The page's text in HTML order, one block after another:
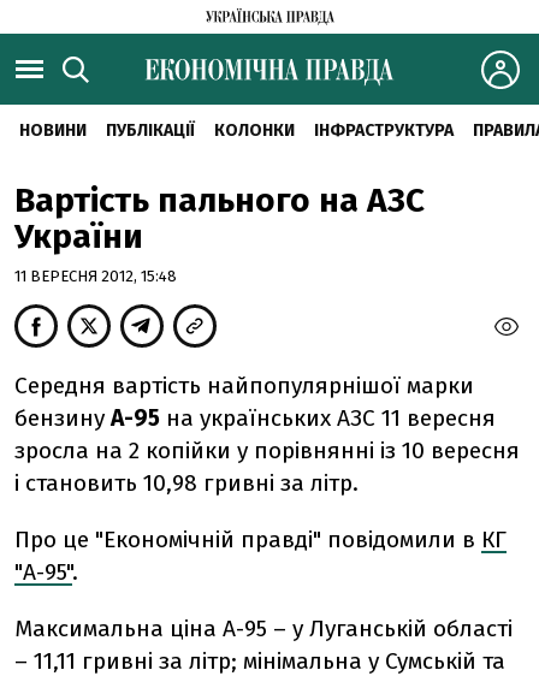
НОВИНИ ПУБЛІКАЦІЇ КОЛОНКИ ІНФРАСТРУКТУРА
Вартість пального на АЗС
України
11 ВЕРЕСНЯ 2012, 15:48
Середня вартість найпопулярнішої марки
бензинуА-95 на українських АЗС 11 вересня
зросла на 2 копійки у порівнянні із 10 вересня
і становить 10,98 гривні за літр.
Про це "Економічній правді" повідомили в КГ
"А-95".
Максимальна ціна А-95 – у Луганській області
– 11,11 гривні за літр; мінімальна у Сумській та